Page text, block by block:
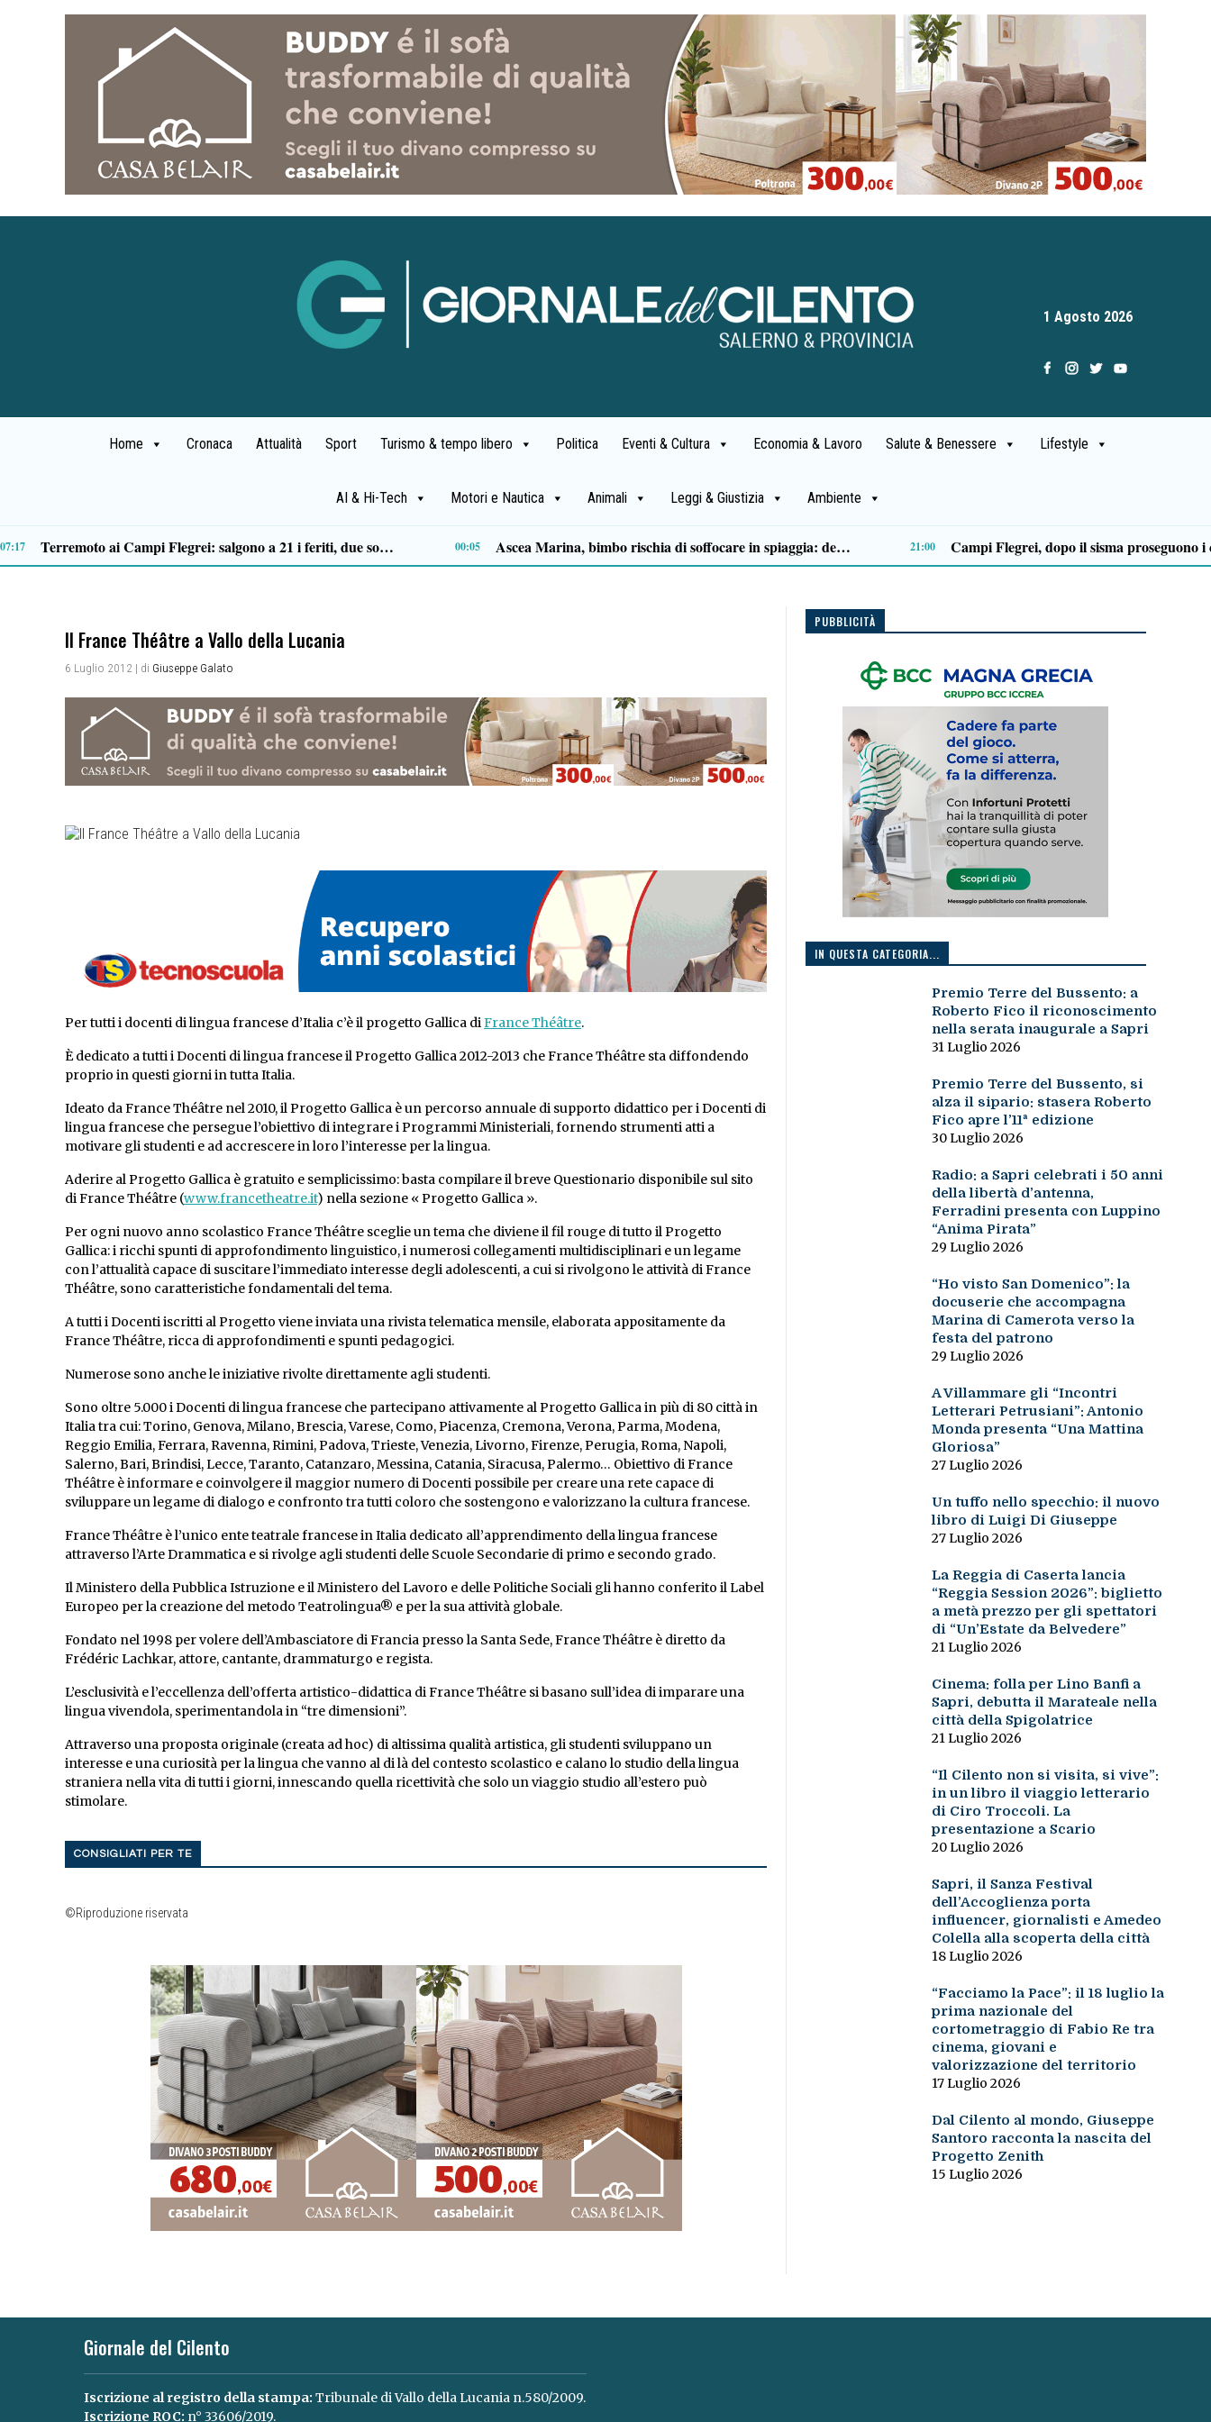
1 Agosto 2026
Home Cronaca Attualità Sport Turismo & tempo libero Politica Eventi & Cultura Economia & Lavoro Salute & Benessere Lifestyle
AI & Hi-Tech Motori e Nautica Animali Leggi & Giustizia Ambiente
Il MOA di Eboli ottiene il riconoscimento di Museo di interesse regionale 14:14 Milan in lutto, addio a Franco Baresi: il commosso saluto del club 13:53 Castellabate, Spinelli e Di Luccia uniscono le forze in vista delle comunali 2027 13:32
Il France Théâtre a Vallo della Lucania
6 Luglio 2012 | di Giuseppe Galato
Per tutti i docenti di lingua francese d’Italia c’è il progetto Gallica diFrance Théâtre.
È dedicato a tutti i Docenti di lingua francese il Progetto Gallica 2012-2013 che France Théâtre sta diffondendo
proprio in questi giorni in tutta Italia.
Ideato da France Théâtre nel 2010, il Progetto Gallica è un percorso annuale di supporto didattico per i Docenti di
lingua francese che persegue l’obiettivo di integrare i Programmi Ministeriali, fornendo strumenti atti a
motivare gli studenti e ad accrescere in loro l’interesse per la lingua.
Aderire al Progetto Gallica è gratuito e semplicissimo: basta compilare il breve Questionario disponibile sul sito
di France Théâtre (www.francetheatre.it) nella sezione « Progetto Gallica ».
Per ogni nuovo anno scolastico France Théâtre sceglie un tema che diviene il fil rouge di tutto il Progetto
Gallica: i ricchi spunti di approfondimento linguistico, i numerosi collegamenti multidisciplinari e un legame
con l’attualità capace di suscitare l’immediato interesse degli adolescenti, a cui si rivolgono le attività di France
Théâtre, sono caratteristiche fondamentali del tema.
A tutti i Docenti iscritti al Progetto viene inviata una rivista telematica mensile, elaborata appositamente da
France Théâtre, ricca di approfondimenti e spunti pedagogici.
Numerose sono anche le iniziative rivolte direttamente agli studenti.
Sono oltre 5.000 i Docenti di lingua francese che partecipano attivamente al Progetto Gallica in più di 80 città in
Italia tra cui: Torino, Genova, Milano, Brescia, Varese, Como, Piacenza, Cremona, Verona, Parma, Modena,
Reggio Emilia, Ferrara, Ravenna, Rimini, Padova, Trieste, Venezia, Livorno, Firenze, Perugia, Roma, Napoli,
Salerno, Bari, Brindisi, Lecce, Taranto, Catanzaro, Messina, Catania, Siracusa, Palermo… Obiettivo di France
Théâtre è informare e coinvolgere il maggior numero di Docenti possibile per creare una rete capace di
sviluppare un legame di dialogo e confronto tra tutti coloro che sostengono e valorizzano la cultura francese.
France Théâtre è l’unico ente teatrale francese in Italia dedicato all’apprendimento della lingua francese
attraverso l’Arte Drammatica e si rivolge agli studenti delle Scuole Secondarie di primo e secondo grado.
Il Ministero della Pubblica Istruzione e il Ministero del Lavoro e delle Politiche Sociali gli hanno conferito il Label
Europeo per la creazione del metodo Teatrolingua® e per la sua attività globale.
Fondato nel 1998 per volere dell’Ambasciatore di Francia presso la Santa Sede, France Théâtre è diretto da
Frédéric Lachkar, attore, cantante, drammaturgo e regista.
L’esclusività e l’eccellenza dell’offerta artistico-didattica di France Théâtre si basano sull’idea di imparare una
lingua vivendola, sperimentandola in “tre dimensioni”.
Attraverso una proposta originale (creata ad hoc) di altissima qualità artistica, gli studenti sviluppano un
interesse e una curiosità per la lingua che vanno al di là del contesto scolastico e calano lo studio della lingua
straniera nella vita di tutti i giorni, innescando quella ricettività che solo un viaggio studio all’estero può
stimolare.
CONSIGLIATI PER TE
©Riproduzione riservata
PUBBLICITÀ
IN QUESTA CATEGORIA...
Premio Terre del Bussento: a
Roberto Fico il riconoscimento
nella serata inaugurale a Sapri
31 Luglio 2026
Premio Terre del Bussento, si
alza il sipario: stasera Roberto
Fico apre l’11ª edizione
30 Luglio 2026
Radio: a Sapri celebrati i 50 anni
della libertà d’antenna,
Ferradini presenta con Luppino
“Anima Pirata”
29 Luglio 2026
“Ho visto San Domenico”: la
docuserie che accompagna
Marina di Camerota verso la
festa del patrono
29 Luglio 2026
A Villammare gli “Incontri
Letterari Petrusiani”: Antonio
Monda presenta “Una Mattina
Gloriosa”
27 Luglio 2026
Un tuffo nello specchio: il nuovo
libro di Luigi Di Giuseppe
27 Luglio 2026
La Reggia di Caserta lancia
“Reggia Session 2026”: biglietto
a metà prezzo per gli spettatori
di “Un’Estate da Belvedere”
21 Luglio 2026
Cinema: folla per Lino Banfi a
Sapri, debutta il Marateale nella
città della Spigolatrice
21 Luglio 2026
“Il Cilento non si visita, si vive”:
in un libro il viaggio letterario
di Ciro Troccoli. La
presentazione a Scario
20 Luglio 2026
Sapri, il Sanza Festival
dell’Accoglienza porta
influencer, giornalisti e Amedeo
Colella alla scoperta della città
18 Luglio 2026
“Facciamo la Pace”: il 18 luglio la
prima nazionale del
cortometraggio di Fabio Re tra
cinema, giovani e
valorizzazione del territorio
17 Luglio 2026
Dal Cilento al mondo, Giuseppe
Santoro racconta la nascita del
Progetto Zenith
15 Luglio 2026
Giornale del Cilento
Iscrizione al registro della stampa: Tribunale di Vallo della Lucania n.580/2009.
Iscrizione ROC: n° 33606/2019.